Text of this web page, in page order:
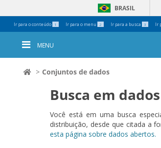
Ir para o conteúdo 1 Ir para o menu 2 Ir para a busca 3 Ir
BRASIL
MENU
Conjuntos de dados
Busca em
Você está em uma busca
distribuição, desde que citada a
esta página sobre dados abertos.